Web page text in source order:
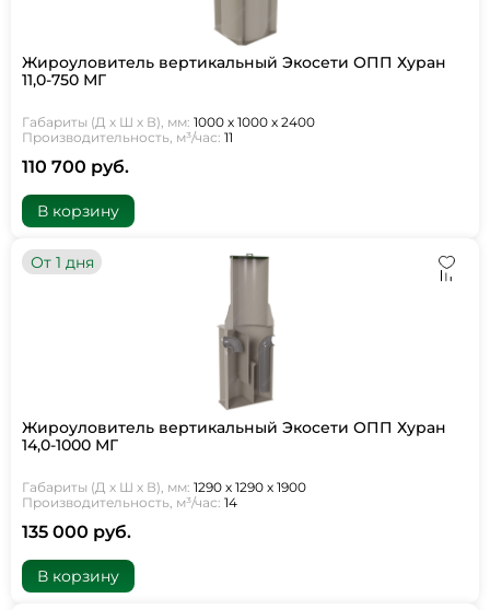
Жироуловитель вертикальный Экосети ОПП Хуран
11,0-750 МГ
Габариты (Д х Ш х В), мм: 1000 х 1000 х 2400
Производительность, м³/час: 11
110 700 руб.
В корзину
От 1 дня
Жироуловитель вертикальный Экосети ОПП Хуран
14,0-1000 МГ
Габариты (Д х Ш х В), мм: 1290 х 1290 х 1900
Производительность, м³/час: 14
135 000 руб.
В корзину